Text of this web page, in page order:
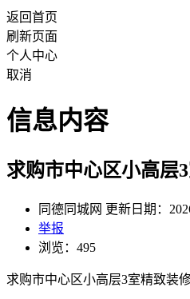
返回首页
刷新页面
个人中心
取消
信息内容
求购市中心区小高层
同德同城网 更新日期：
举报
浏览：495
求购市中心区小高层3室精致装